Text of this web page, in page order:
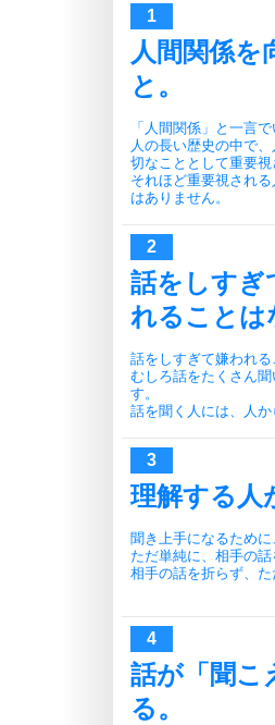
人間関係
と。
「人間関係」と一言
人の長い歴史の中で
切なこととして重要視
それほど重要視され
はありません。
話をしすぎ
れることは
話をしすぎて嫌われ
むしろ話をたくさん
す。
話を聞く人には、人か
理解する人
聞き上手になるために
ただ単純に、相手の
相手の話を折らず、た
話が「聞こ
る。